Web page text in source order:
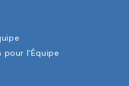
pour l'Équipe